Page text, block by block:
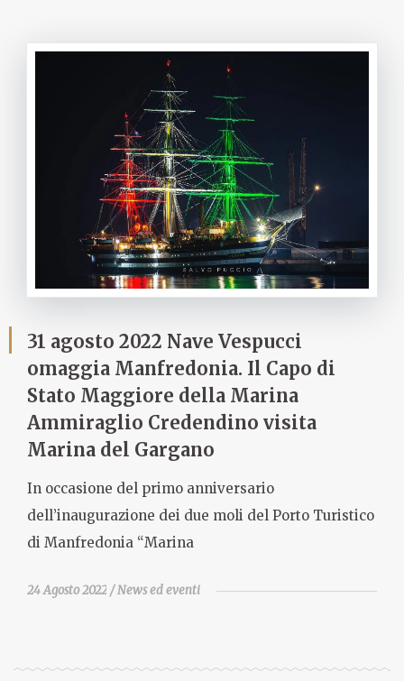
31 agosto 2022 Nave Vespucci
omaggia Manfredonia. Il Capo di
Stato Maggiore della Marina
Ammiraglio Credendino visita
Marina del Gargano
In occasione del primo anniversario
dell’inaugurazione dei due moli del Porto Turistico
di Manfredonia “Marina
24 Agosto 2022 News ed eventi